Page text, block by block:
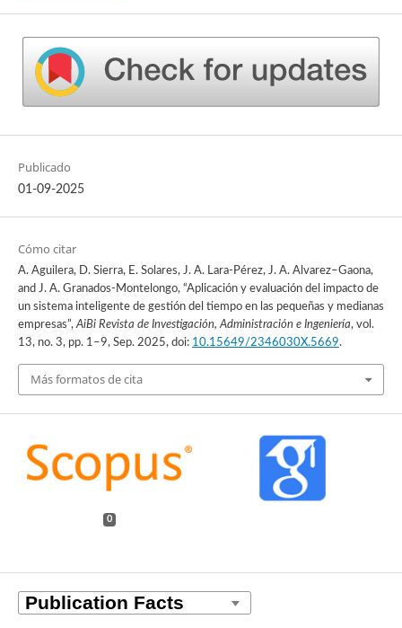
Publicado
01-09-2025
Cómo citar
A. Aguilera, D. Sierra, E. Solares, J. A. Lara-Pérez, J. A. Alvarez–Gaona,
and J. A. Granados-Montelongo, “Aplicación y evaluación del impacto de
un sistema inteligente de gestión del tiempo en las pequeñas y medianas
empresas”,AiBi Revista de Investigación, Administración e Ingeniería, vol.
13, no. 3, pp. 1–9, Sep. 2025, doi: 10.15649/2346030X.5669.
Más formatos de cita
0